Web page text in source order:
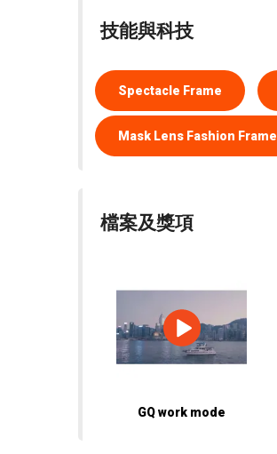
技能與科技
Spectacle Frame
Mask Lens Fashion Frame
檔案及獎項
GQ work mode